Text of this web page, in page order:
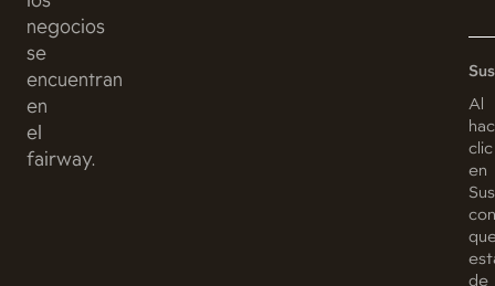
negocios
se
encuentran
en
el
fairway.
Al
clic
en
de